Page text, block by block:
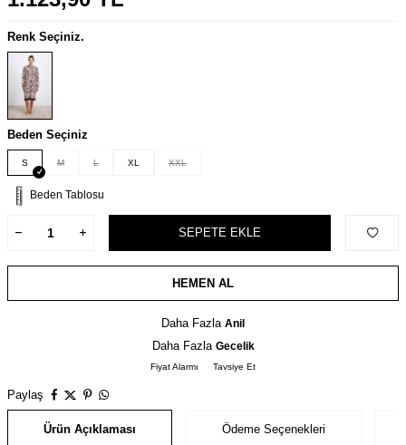
Renk Seçiniz.
Beden Seçiniz
S M L XL XXL
Beden Tablosu
SEPETE EKLE
HEMEN AL
Daha Fazla Anil
Daha Fazla Gecelik
Fiyat Alarmı Tavsiye Et
Paylaş
Ürün Açıklaması Ödeme Seçenekleri